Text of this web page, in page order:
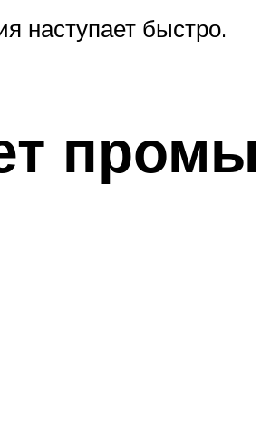
наступает быстро.